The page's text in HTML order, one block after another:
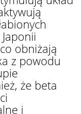
obniżają
z powodu
że beta
i